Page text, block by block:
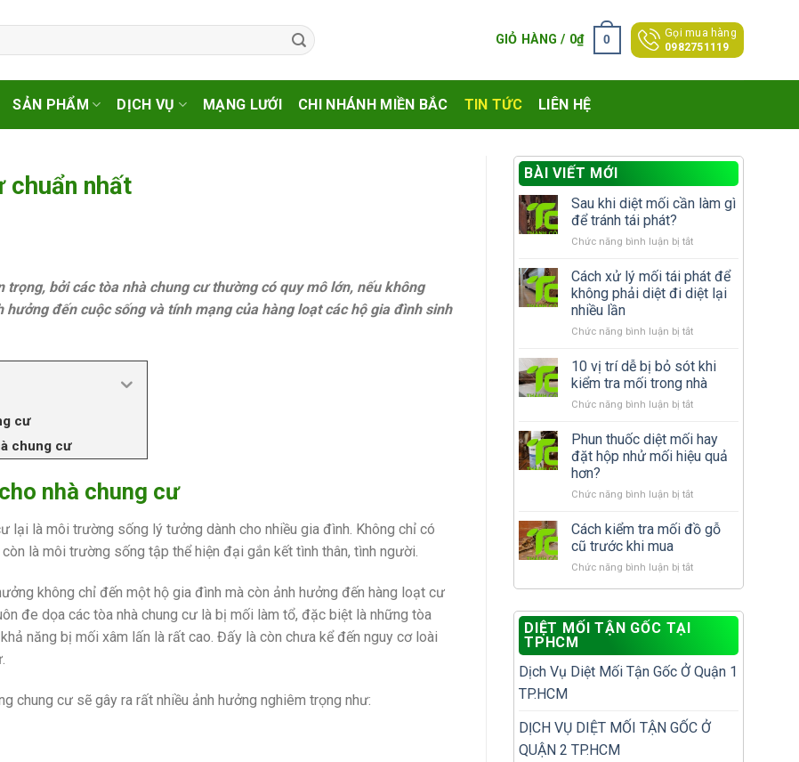
GIỎ HÀNG / 0₫ 0
Gọi mua hàng
0982751119
SẢN PHẨM DỊCH VỤ MẠNG LƯỚI CHI NHÁNH MIỀN BẮC TIN TỨC LIÊN HỆ
chuẩn nhất
bởi các tòa nhà chung cư thường có quy mô lớn, nếu không
đến cuộc sống và tính mạng của hàng loạt các hộ gia đình sinh
cư
chung cư
nhà chung cư
lại là môi trường sống lý tưởng dành cho nhiều gia đình. Không chỉ có
là môi trường sống tập thể hiện đại gắn kết tình thân, tình người.
không chỉ đến một hộ gia đình mà còn ảnh hưởng đến hàng loạt cư
đe dọa các tòa nhà chung cư là bị mối làm tổ, đặc biệt là những tòa
năng bị mối xâm lấn là rất cao. Đấy là còn chưa kể đến nguy cơ loài
chung cư sẽ gây ra rất nhiều ảnh hưởng nghiêm trọng như:
BÀI VIẾT MỚI
Sau khi diệt mối cần làm gì
để tránh tái phát?
Chức năng bình luận bị tắtở
khi
diệt
mối
làm
để
tránh
tái
phát?
Cách xử lý mối tái phát để
không phải diệt đi diệt lại
nhiều lần
Chức năng bình luận bị tắtở
xử
lý
mối
tái
để
không
phải
đi
lại
10 vị trí dễ bị bỏ sót khi
kiểm tra mối trong nhà
Chức năng bình luận bị tắtở
vị
trí
dễ
bỏ
khi
kiểm
mối
Phun thuốc diệt mối hay
đặt hộp nhử mối hiệu quả
hơn?
Chức năng bình luận bị tắtở
thuốc
diệt
hay
nhử
hơn?
Cách kiểm tra mối đồ gỗ
cũ trước khi mua
Chức năng bình luận bị tắtở
tra
gỗ
cũ
mua
DIỆT MỐI TẬN GỐC TẠI
TPHCM
Dịch Vụ Diệt Mối Tận Gốc Ở Quận 1
TP.HCM
DỊCH VỤ DIỆT MỐI TẬN GỐC Ở
QUẬN 2 TP.HCM